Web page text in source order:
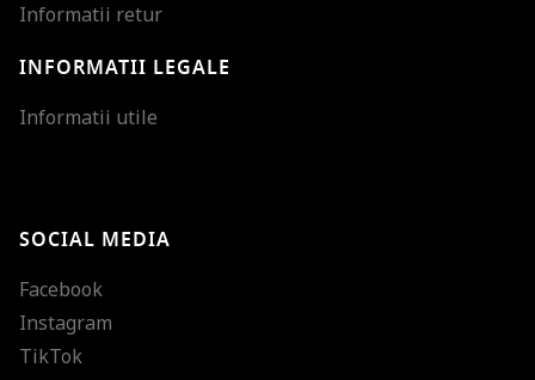
Informatii retur
INFORMATII LEGALE
Informatii utile
SOCIAL MEDIA
Facebook
Instagram
TikTok